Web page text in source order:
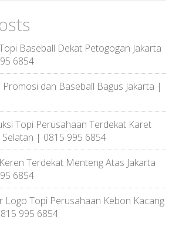
Baseball Dekat Petogogan Jakarta
6854
Promosi dan Baseball Bagus Jakarta |
Topi Perusahaan Terdekat Karet
Selatan | 0815 995 6854
Terdekat Menteng Atas Jakarta
6854
Logo Topi Perusahaan Kebon Kacang
995 6854